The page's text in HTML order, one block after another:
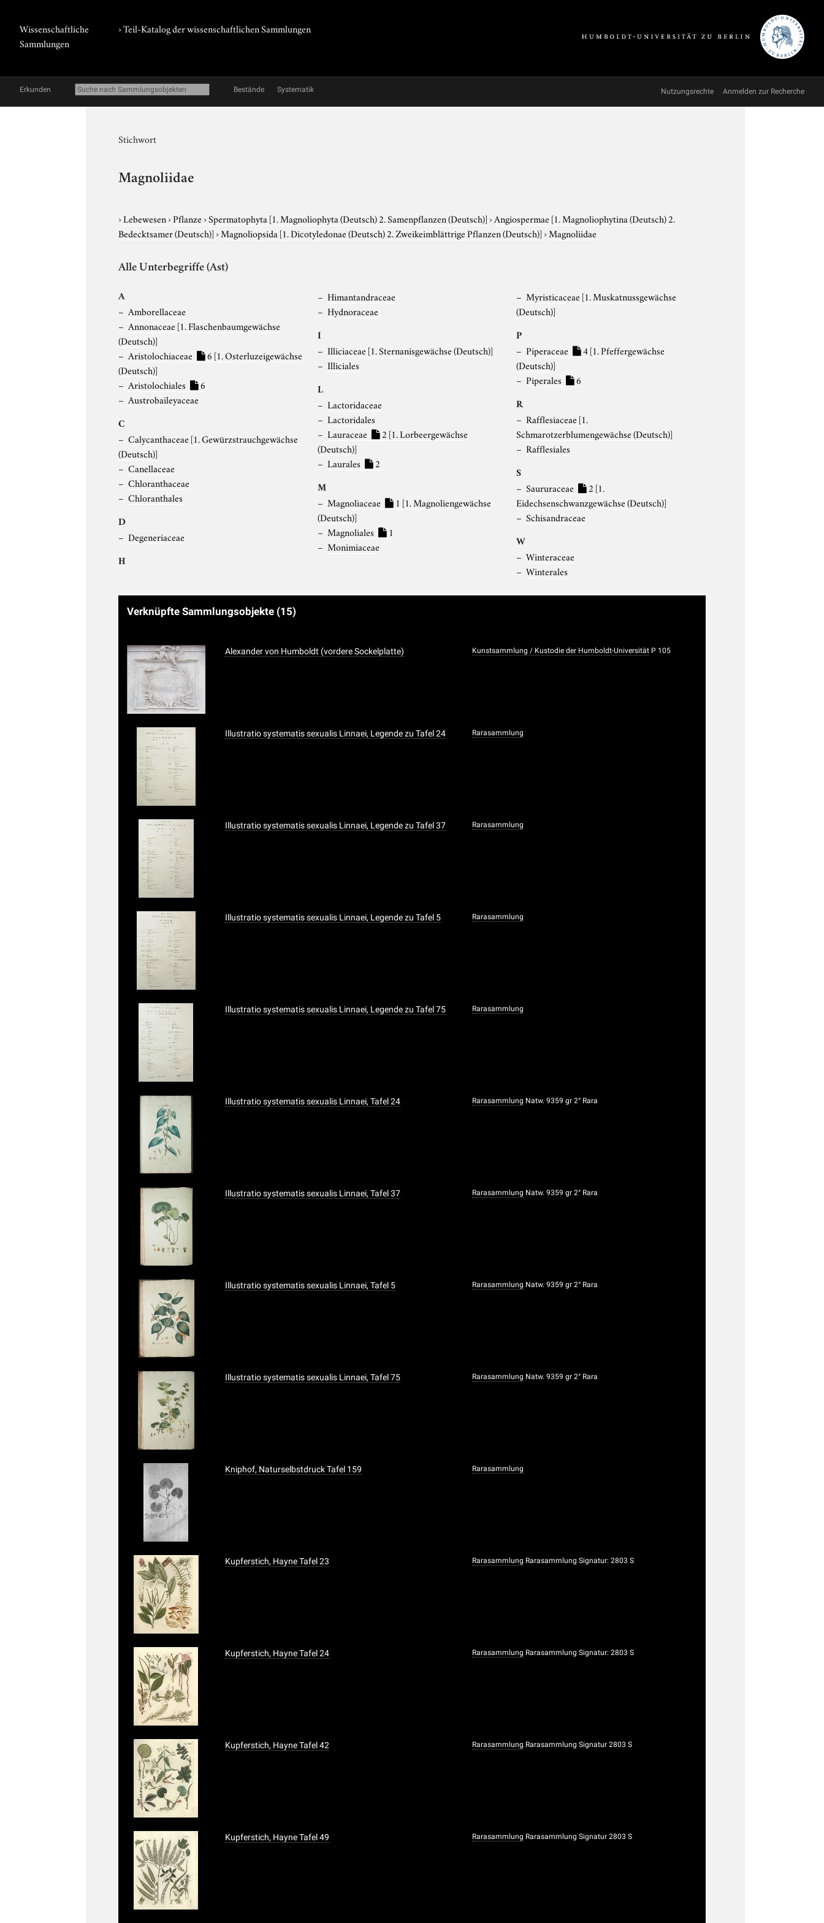
Wissenschaftliche
Sammlungen
› Teil-Katalog der wissenschaftlichen Sammlungen
Erkunden Bestände Systematik Nutzungsrechte Anmelden zur Recherche
Stichwort
Magnoliidae
›Lebewesen›Pflanze›Spermatophyta [1. Magnoliophyta (Deutsch) 2. Samenpflanzen (Deutsch)]›Angiospermae [1. Magnoliophytina (Deutsch) 2.
Bedecktsamer (Deutsch)]›Magnoliopsida [1. Dicotyledonae (Deutsch) 2. Zweikeimblättrige Pflanzen (Deutsch)]›Magnoliidae
Alle Unterbegriffe (Ast)
A
Amborellaceae
Annonaceae [1. Flaschenbaumgewächse
(Deutsch)]
Aristolochiaceae
6 [1. Osterluzeigewächse
(Deutsch)]
Aristolochiales
6
Austrobaileyaceae
C
Calycanthaceae [1. Gewürzstrauchgewächse
(Deutsch)]
Canellaceae
Chloranthaceae
Chloranthales
D
Degeneriaceae
H
Himantandraceae
Hydnoraceae
I
Illiciaceae [1. Sternanisgewächse (Deutsch)]
Illiciales
L
Lactoridaceae
Lactoridales
Lauraceae
2 [1. Lorbeergewächse
(Deutsch)]
Laurales
2
M
Magnoliaceae 1 [1. Magnoliengewächse
(Deutsch)]
Magnoliales
1
Monimiaceae
Myristicaceae [1. Muskatnussgewächse
(Deutsch)]
P
Piperaceae 4[1. Pfeffergewächse
(Deutsch)]
Piperales
6
R
Rafflesiaceae [1.
Schmarotzerblumengewächse (Deutsch)]
Rafflesiales
S
Saururaceae 2 [1.
Eidechsenschwanzgewächse (Deutsch)]
Schisandraceae
W
Winteraceae
Winterales
Verknüpfte Sammlungsobjekte (15)
Alexander von Humboldt (vordere Sockelplatte) Kunstsammlung / Kustodie der Humboldt-Universität P 105
Illustratio systematis sexualis Linnaei, Legende zu Tafel 24 Rarasammlung
Illustratio systematis sexualis Linnaei, Legende zu Tafel 37 Rarasammlung
Illustratio systematis sexualis Linnaei, Legende zu Tafel 5 Rarasammlung
Illustratio systematis sexualis Linnaei, Legende zu Tafel 75 Rarasammlung
Illustratio systematis sexualis Linnaei, Tafel 24 Rarasammlung Natw. 9359 gr 2° Rara
Illustratio systematis sexualis Linnaei, Tafel 37 Rarasammlung Natw. 9359 gr 2° Rara
Illustratio systematis sexualis Linnaei, Tafel 5 Rarasammlung Natw. 9359 gr 2° Rara
Illustratio systematis sexualis Linnaei, Tafel 75 Rarasammlung Natw. 9359 gr 2° Rara
Kniphof, Naturselbstdruck Tafel 159 Rarasammlung
Kupferstich, Hayne Tafel 23 Rarasammlung Rarasammlung Signatur: 2803 S
Kupferstich, Hayne Tafel 24 Rarasammlung Rarasammlung Signatur: 2803 S
Kupferstich, Hayne Tafel 42 Rarasammlung Rarasammlung Signatur 2803 S
Kupferstich, Hayne Tafel 49 Rarasammlung Rarasammlung Signatur 2803 S